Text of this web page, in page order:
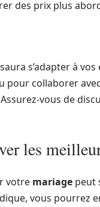
des prix plus
s’adapter à
pour collaborer
vous de
les
votre mariage peut
vous pourrez